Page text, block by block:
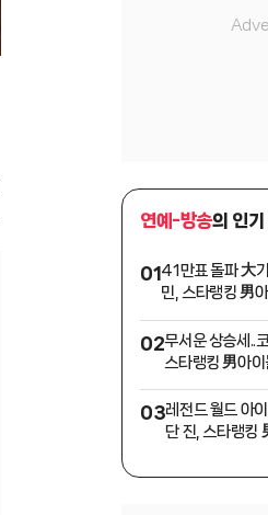
연예-방송의 인
0141만표 돌파 大
민, 스타랭킹 男
02무서운 상승세..
스타랭킹 男아
03레전드 월드 아
단 진, 스타랭킹